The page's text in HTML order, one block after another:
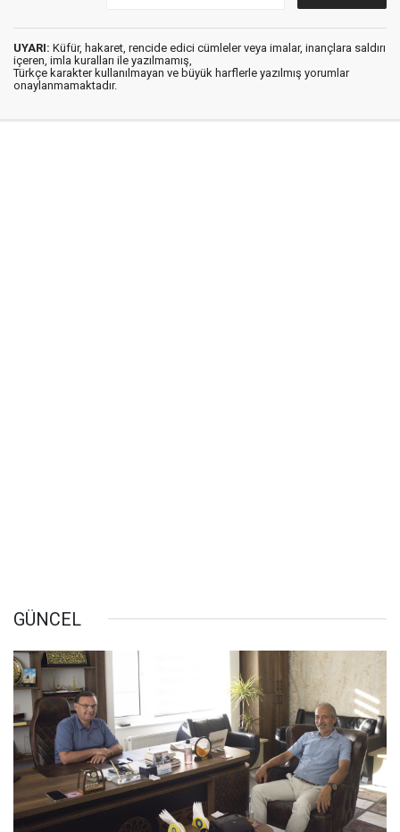
UYARI: Küfür, hakaret, rencide edici cümleler veya imalar, inançlara saldırı
içeren, imla kuralları ile yazılmamış,
Türkçe karakter kullanılmayan ve büyük harflerle yazılmış yorumlar
onaylanmamaktadır.
GÜNCEL